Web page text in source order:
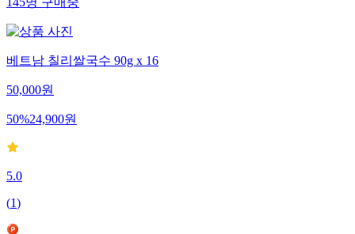
145명구매중
베트남 칠리쌀국수 90g x 16
50,000원
50%24,900원
5.0
(1)